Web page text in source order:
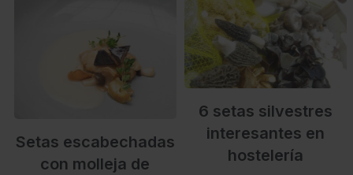
Setas escabechadas
con molleja de
6 setas silvestres
interesantes en
hostelería